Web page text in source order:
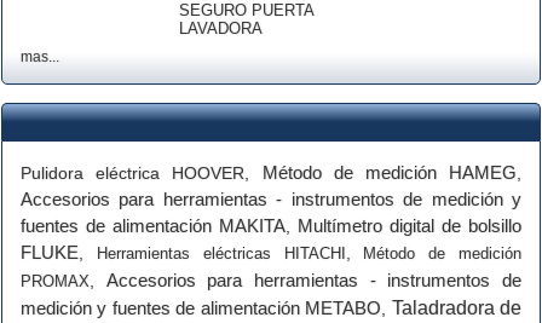
SEGURO PUERTA
LAVADORA
mas...
Pulidora eléctrica HOOVER Método de medición HAMEG
Accesorios para herramientas - instrumentos de medición y
fuentes de alimentación MAKITA
Multímetro digital de bolsillo
FLUKE
Herramientas eléctricas HITACHI
Método de medición
PROMAX
Accesorios para herramientas - instrumentos de
medición y fuentes de alimentación METABO Taladradora de